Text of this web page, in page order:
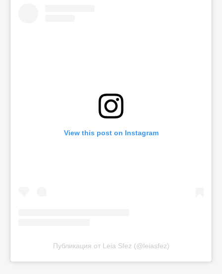
View this post on Instagram
Публикация от Leia Sfez (@leiasfez)